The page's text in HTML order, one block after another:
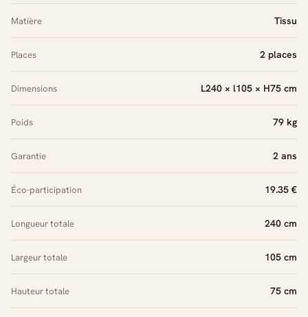
Matière Tissu
Places 2 places
Dimensions L240 × l105 × H75 cm
Poids 79 kg
Garantie 2 ans
Éco-participation 19.35 €
Longueur totale 240 cm
Largeur totale 105 cm
Hauteur totale 75 cm